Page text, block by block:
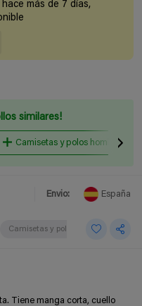
más de 7 días,
similares!
Camisetas y polos hombre
Envio: España
Camisetas y polos hombre
Tiene manga corta, cuello